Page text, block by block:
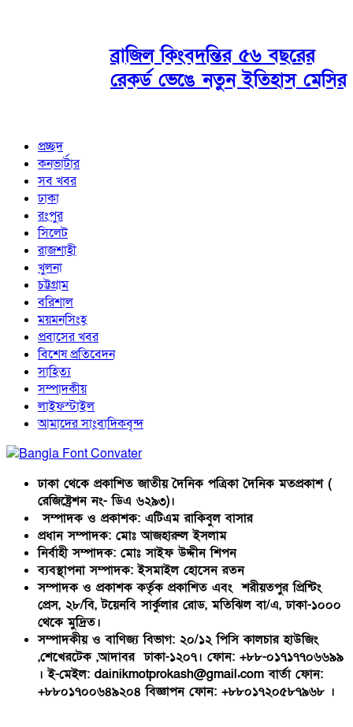
ব্রাজিল কিংবদন্তির ৫৬ বছরের
রেকর্ড ভেঙে নতুন ইতিহাস মেসির
প্রচ্ছদ
কনভার্টার
সব খবর
ঢাকা
রংপুর
সিলেট
রাজশাহী
খুলনা
চট্টগ্রাম
বরিশাল
ময়মনসিংহ
প্রবাসের খবর
বিশেষ প্রতিবেদন
সাহিত্য
সম্পাদকীয়
লাইফস্টাইল
আমাদের সাংবাদিকবৃন্দ
ঢাকা থেকে প্রকাশিত জাতীয় দৈনিক পত্রিকা দৈনিক মতপ্রকাশ (
রেজিষ্ট্রেশন নং- ডিএ ৬২৯৩)।
সম্পাদক ও প্রকাশক: এটিএম রাকিবুল বাসার
প্রধান সম্পাদক: মোঃ আজহারুল ইসলাম
নির্বাহী সম্পাদক: মোঃ সাইফ উদ্দীন শিপন
ব্যবস্থাপনা সম্পাদক: ইসমাইল হোসেন রতন
সম্পাদক ও প্রকাশক কর্তৃক প্রকাশিত এবং শরীয়তপুর প্রিন্টিং
প্রেস, ২৮/বি, টয়েনবি সার্কুলার রোড, মতিঝিল বা/এ, ঢাকা-১০০০
থেকে মুদ্রিত।
সম্পাদকীয় ও বাণিজ্য বিভাগ: ২০/১২ পিসি কালচার হাউজিং
,শেখেরটেক ,আদাবর ঢাকা-১২০৭। ফোন: +৮৮-০১৭১৭৭০৬৬৯৯
। ই-মেইল: dainikmotprokash@gmail.com বার্তা ফোন:
+৮৮০১৭০০৬৪৯২০৪ বিজ্ঞাপন ফোন: +৮৮০১৭২০৫৮৭৯৬৮ ।